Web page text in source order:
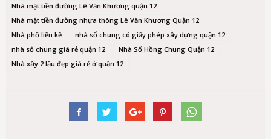
Nhà mặt tiền đường Lê Văn Khương quận 12
Nhà mặt tiền đường nhựa thông Lê Văn Khương Quận 12
Nhà phố liền kề
nhà sổ chung có giấy phép xây dựng quận 12
nhà sổ chung giá rẻ quận 12
Nhà Sổ Hồng Chung Quận 12
Nhà xây 2 lầu đẹp giá rẻ ở quận 12